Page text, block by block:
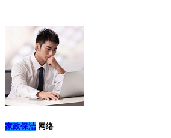
家政保洁 网络